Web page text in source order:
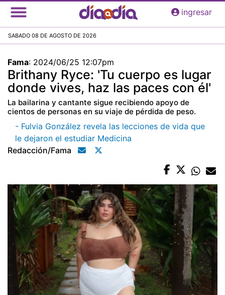
Pasar
al
principal
ingresar
SABADO 08 DE AGOSTO DE 2026
Fama: 2024/06/25 12:07pm
Brithany Ryce: 'Tu cuerpo es lugar
donde vives, haz las paces con él'
La bailarina y cantante sigue recibiendo apoyo de
cientos de personas en su viaje de pérdida de peso.
- Fulvia González revela las lecciones de vida que
le dejaron el estudiar Medicina
Redacción/fama